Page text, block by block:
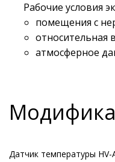
Рабочие условия
помещения с
относительная
атмосферное
Датчик температуры